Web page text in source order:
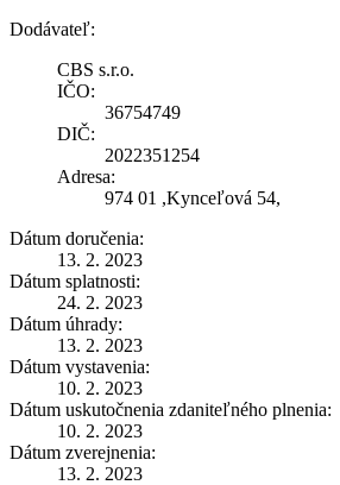
Dodávateľ:
CBS s.r.o.
IČO:
36754749
DIČ:
2022351254
Adresa:
974 01 ,Kynceľová 54,
Dátum doručenia:
13. 2. 2023
Dátum splatnosti:
24. 2. 2023
Dátum úhrady:
13. 2. 2023
Dátum vystavenia:
10. 2. 2023
Dátum uskutočnenia zdaniteľného plnenia:
10. 2. 2023
Dátum zverejnenia:
13. 2. 2023